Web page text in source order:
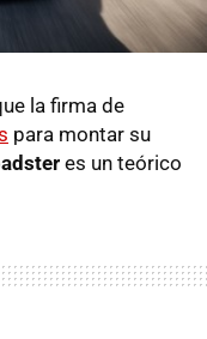
la firma de
para montar su
es un teórico